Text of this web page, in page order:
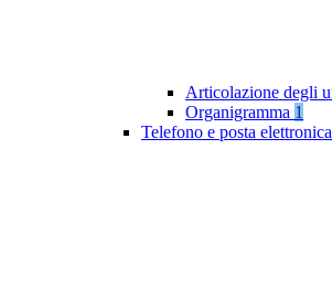
Articolazione degli
Organigramma 1
Telefono e posta elettronica